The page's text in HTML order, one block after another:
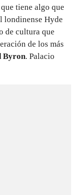
tiene algo que
londinense Hyde
de cultura que
de los más
Byron. Palacio